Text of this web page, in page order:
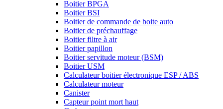
Boitier BPGA
Boitier BSI
Boitier de commande de boite auto
Boitier de préchauffage
Boitier filtre à air
Boitier papillon
Boitier servitude moteur (BSM)
Boitier USM
Calculateur boitier électronique ESP / ABS
Calculateur moteur
Canister
Capteur point mort haut